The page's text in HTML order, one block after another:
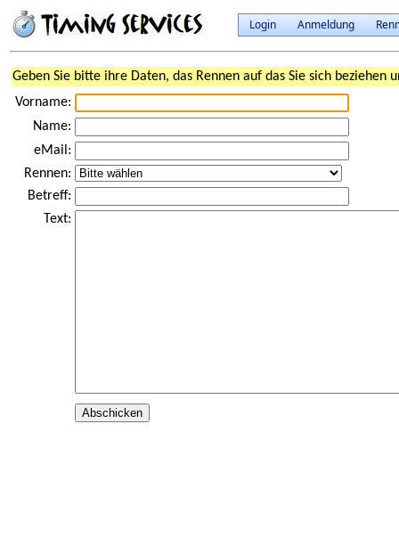
Login Anmeldung
Geben Sie bitte ihre Daten, das Rennen auf das Sie sich beziehen
Vorname:
Name:
eMail:
Rennen:
Betreff:
Text: